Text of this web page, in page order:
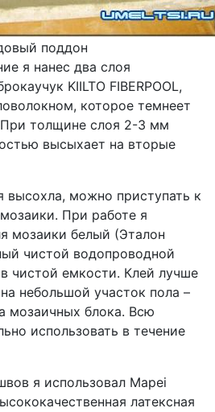
поддон
я нанес два слоя
KIILTO FIBERPOOL,
которое темнеет
толщине слоя 2-3 мм
высыхает на вторые
высохла, можно приступать к
При работе я
мозаики белый (Эталон
чистой водопроводной
чистой емкости. Клей лучше
небольшой участок пола –
мозаичных блока. Всю
использовать в течение
я использовал Mapei
латексная